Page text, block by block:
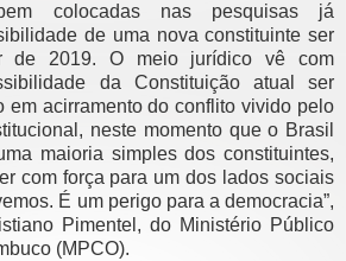
colocadas nas pesquisas já
de uma nova constituinte ser
de 2019. O meio jurídico vê com
da Constituição atual ser
em acirramento do conflito vivido pelo
neste momento que o Brasil
maioria simples dos constituintes,
com força para um dos lados sociais
É um perigo para a democracia”,
Pimentel, do Ministério Público
(MPCO).